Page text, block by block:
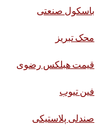
باسکول صنعتی
محک تبریز
قیمت هبلکس رضوی
فین تیوب
صندلی پلاستیکی